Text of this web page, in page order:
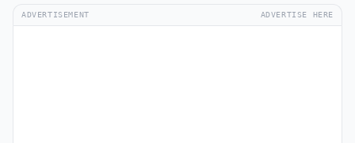
ADVERTISEMENT ADVERTISE HERE